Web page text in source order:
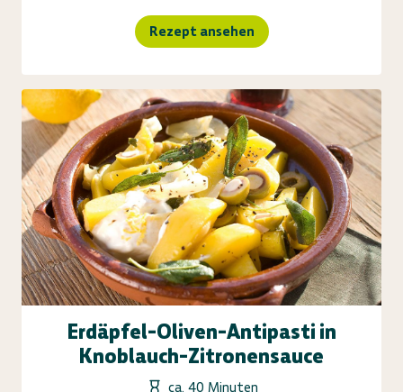
Rezept ansehen
Erdäpfel-Oliven-Antipasti in
Knoblauch-Zitronensauce
ca. 40 Minuten